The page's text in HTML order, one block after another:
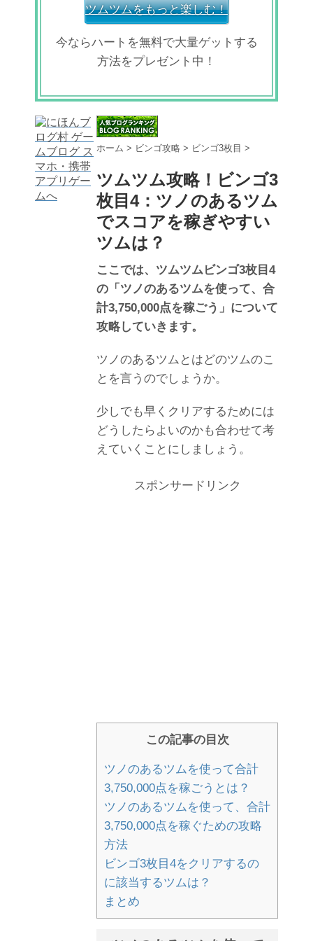
ツムツムをもっと楽しむ！
今ならハートを無料で大量ゲットする
方法をプレゼント中！
ホーム > ビンゴ攻略 > ビンゴ3枚目 >
ツムツム攻略！ビンゴ3
枚目4：ツノのあるツム
でスコアを稼ぎやすい
ツムは？
ここでは、ツムツムビンゴ3枚目4
の「ツノのあるツムを使って、合
計3,750,000点を稼ごう」について
攻略していきます。
ツノのあるツムとはどのツムのこ
とを言うのでしょうか。
少しでも早くクリアするためには
どうしたらよいのかも合わせて考
えていくことにしましょう。
スポンサードリンク
この記事の目次
ツノのあるツムを使って合計
3,750,000点を稼ごうとは？
ツノのあるツムを使って、合計
3,750,000点を稼ぐための攻略
方法
ビンゴ3枚目4をクリアするの
に該当するツムは？
まとめ